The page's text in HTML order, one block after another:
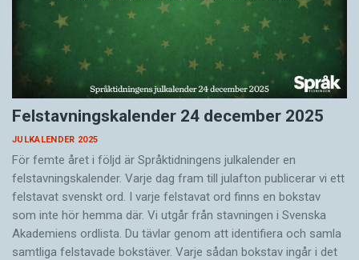
Felstavningskalender 24 december 2025
JULKALENDER 2025
För femte året i följd är Språktidningens julkalender en
felstavningskalender. Varje dag fram till julafton publicerar vi ett
felstavat svenskt ord. I varje felstavat ord finns en bokstav
som inte hör hemma där. Vi utgår från stavningen i Svenska
Akademiens ordlista. Du tävlar genom att identifiera och samla
samtliga felstavade bokstäver. Varje sådan bokstav ingår i det